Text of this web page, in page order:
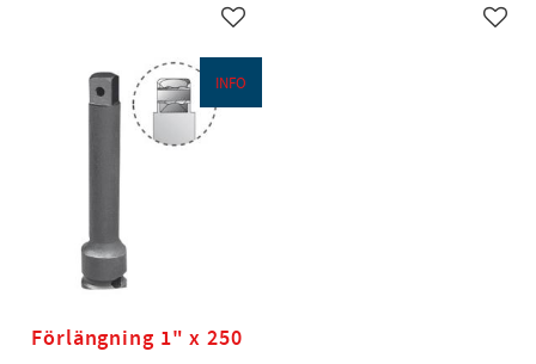
Lägg till i favoriter
Förlängning 1" x 250
INFO